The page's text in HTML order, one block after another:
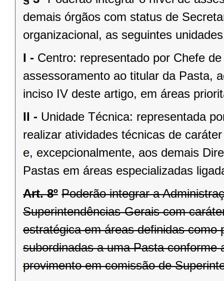
demais órgãos com status de
organizacional, as seguintes
I - Centro: representado por Chefe
assessoramento ao titular da Pasta,
inciso IV deste artigo, em áreas
II - Unidade Técnica: representada
realizar atividades técnicas de
e, excepcionalmente, aos demais
Pastas em áreas especializadas
Art. 8º Poderão integrar a
Superintendências-Gerais com
estratégica em áreas definidas
subordinadas a uma Pasta
provimento em comissão de